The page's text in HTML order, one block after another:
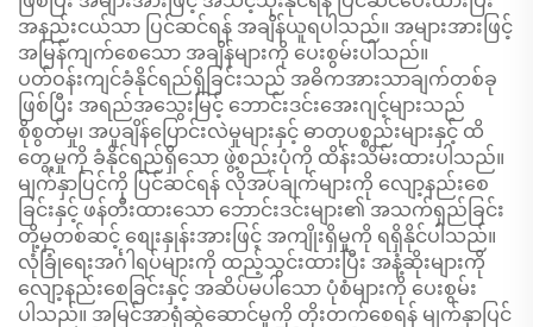
အနည်းငယ်သာ ပြင်ဆင်ရန် အချိန်ယူရပါသည်။ အများအားဖြင့်
အမြန်ကျက်စေသော အချိန်များကို ပေးစွမ်းပါသည်။
ပတ်ဝန်းကျင်ခံနိုင်ရည်ရှိခြင်းသည် အဓိကအားသာချက်တစ်ခု
ဖြစ်ပြီး အရည်အသွေးမြင့် ဘောင်းဒင်းအေးဂျင့်များသည်
စိုစွတ်မှု၊ အပူချိန်ပြောင်းလဲမှုများနှင့် ဓာတုပစ္စည်းများနှင့် ထိ
တွေ့မှုကို ခံနိုင်ရည်ရှိသော ဖွဲ့စည်းပုံကို ထိန်းသိမ်းထားပါသည်။
မျက်နှာပြင်ကို ပြင်ဆင်ရန် လိုအပ်ချက်များကို လျော့နည်းစေ
ခြင်းနှင့် ဖန်တီးထားသော ဘောင်းဒင်းများ၏ အသက်ရှည်ခြင်း
တို့မှတစ်ဆင့် စျေးနှုန်းအားဖြင့် အကျိုးရှိမှုကို ရရှိနိုင်ပါသည်။
လုံခြုံရေးအင်္ဂါရပ်များကို ထည့်သွင်းထားပြီး အနံ့ဆိုးများကို
လျော့နည်းစေခြင်းနှင့် အဆိပ်မပါသော ပုံစံများကို ပေးစွမ်း
ပါသည်။ အမြင်အာရုံဆွဲဆောင်မှုကို တိုးတက်စေရန် မျက်နှာပြင်